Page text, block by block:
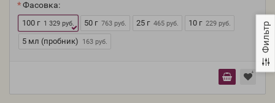
Фильтр
Фасовка:
100 г 1 329 руб. 50 г 763 руб. 25 г 465 руб. 10 г 229 руб.
5 мл (пробник) 163 руб.